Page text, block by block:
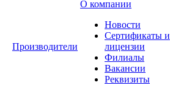
Производители
О компании
Новости
Сертификаты и
лицензии
Филиалы
Вакансии
Реквизиты